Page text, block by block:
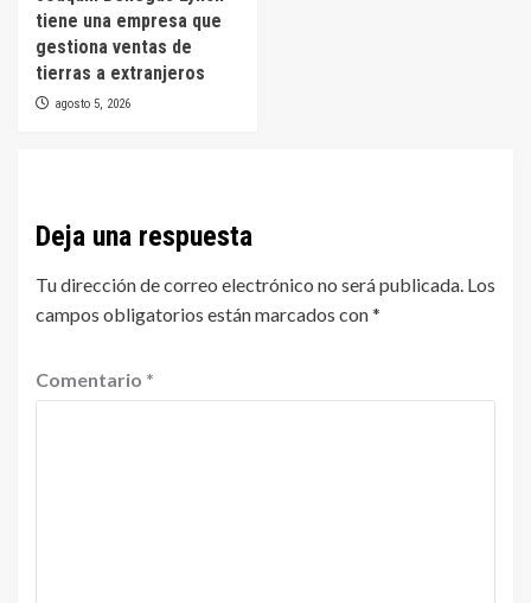
tiene una empresa que
gestiona ventas de
tierras a extranjeros
agosto 5, 2026
Deja una respuesta
Tu dirección de correo electrónico no será publicada. Los
campos obligatorios están marcados con*
Comentario *